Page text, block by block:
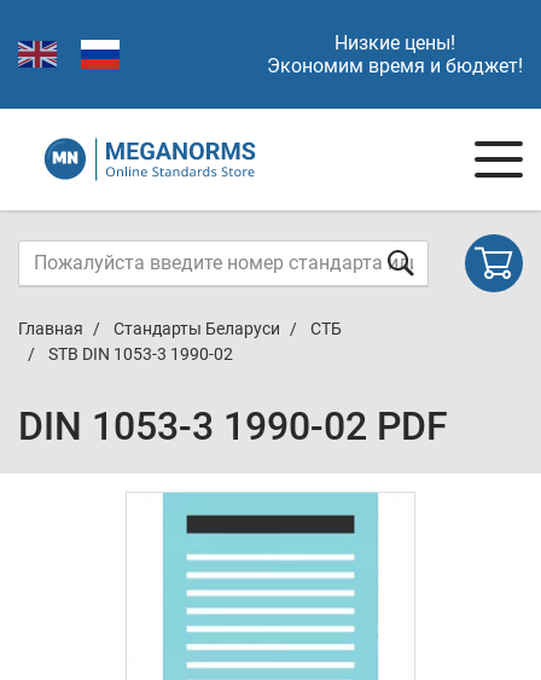
Низкие цены!
Экономим время и бюджет!
Главная Стандарты Беларуси
СТБ
STB DIN 1053-3 1990-02
DIN 1053-3 1990-02 PDF